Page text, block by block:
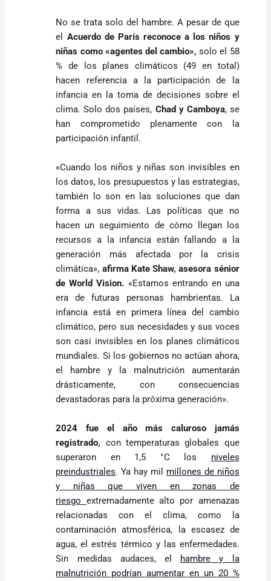
No se trata solo del hambre. A pesar de que
el Acuerdo de París reconoce a los niños y
niñas como «agentes del cambio», solo el 58
% de los planes climáticos (49 en total)
hacen referencia a la participación de la
infancia en la toma de decisiones sobre el
clima. Solo dos países, Chad y Camboya, se
han comprometido plenamente con la
participación infantil.
«Cuando los niños y niñas son invisibles en
los datos, los presupuestos y las estrategias,
también lo son en las soluciones que dan
forma a sus vidas. Las políticas que no
hacen un seguimiento de cómo llegan los
recursos a la infancia están fallando a la
generación más afectada por la crisis
climática», afirma Kate Shaw, asesora sénior
de World Vision. «Estamos entrando en una
era de futuras personas hambrientas. La
infancia está en primera línea del cambio
climático, pero sus necesidades y sus voces
son casi invisibles en los planes climáticos
mundiales. Si los gobiernos no actúan ahora,
el hambre y la malnutrición aumentarán
drásticamente, con consecuencias
devastadoras para la próxima generación».
2024 fue el año más caluroso jamás
registrado, con temperaturas globales que
superaron en 1,5 °C los niveles
preindustriales. Ya hay mil millones de niños
y niñas que viven en zonas de
riesgo extremadamente alto por amenazas
relacionadas con el clima, como la
contaminación atmosférica, la escasez de
agua, el estrés térmico y las enfermedades.
Sin medidas audaces, el
hambre y la
malnutrición podrían aumentar en un 20 %